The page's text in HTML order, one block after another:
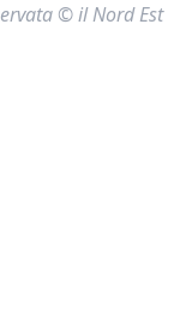
© il Nord Est